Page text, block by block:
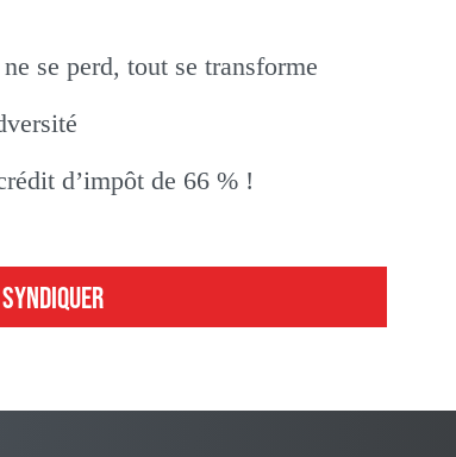
se perd, tout se transforme
d’impôt de 66 % !